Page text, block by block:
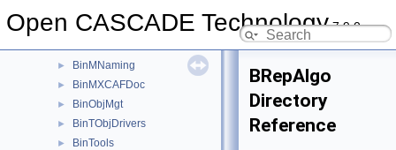
Open CASCADE Technology7.9.0
BinMDocStd
► BinMNaming
► BinMXCAFDoc
► BinObjMgt
► BinTObjDrivers
► BinTools
BRepAlgo
Directory
Reference